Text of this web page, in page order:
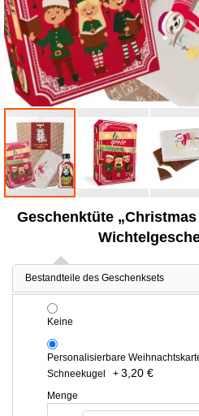
Anfang
Geschenktüte
Bestandteile des Geschenksets
Keine
Personalisierbare
Schneekugel
+ 3,20 €
Menge